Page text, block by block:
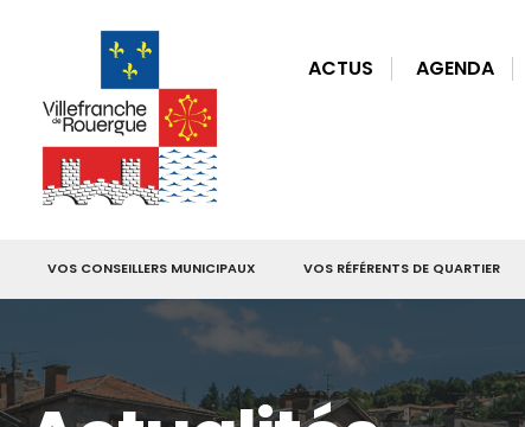
ACTUS AGENDA
VOS CONSEILLERS MUNICIPAUX VOS RÉFÉRENTS DE QUARTIER